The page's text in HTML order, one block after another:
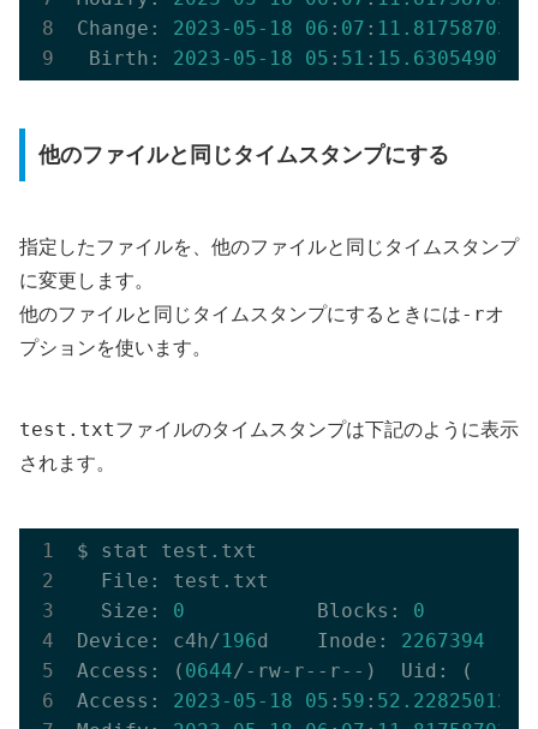
Change: 2023-05-18 06 : 07 : 11.817587039
Birth: 2023-05-18 05 : 51 : 15.630549071
他のファイルと同じタイムスタンプにする
指定したファイルを、他のファイルと同じタイムスタンプ
に変更します。
他のファイルと同じタイムスタンプにするときには-rオ
プションを使います。
test.txtファイルのタイムスタンプは下記のように表示
されます。
$ stat test.txt
  File: test.txt
  Size:
0
           Blocks:
0
Device: c4h/196d    Inode: 2267394
Access: ( 0644/-rw-r--r--)  Uid: (
Access: 2023-05-18 05 : 59 : 52.228250128